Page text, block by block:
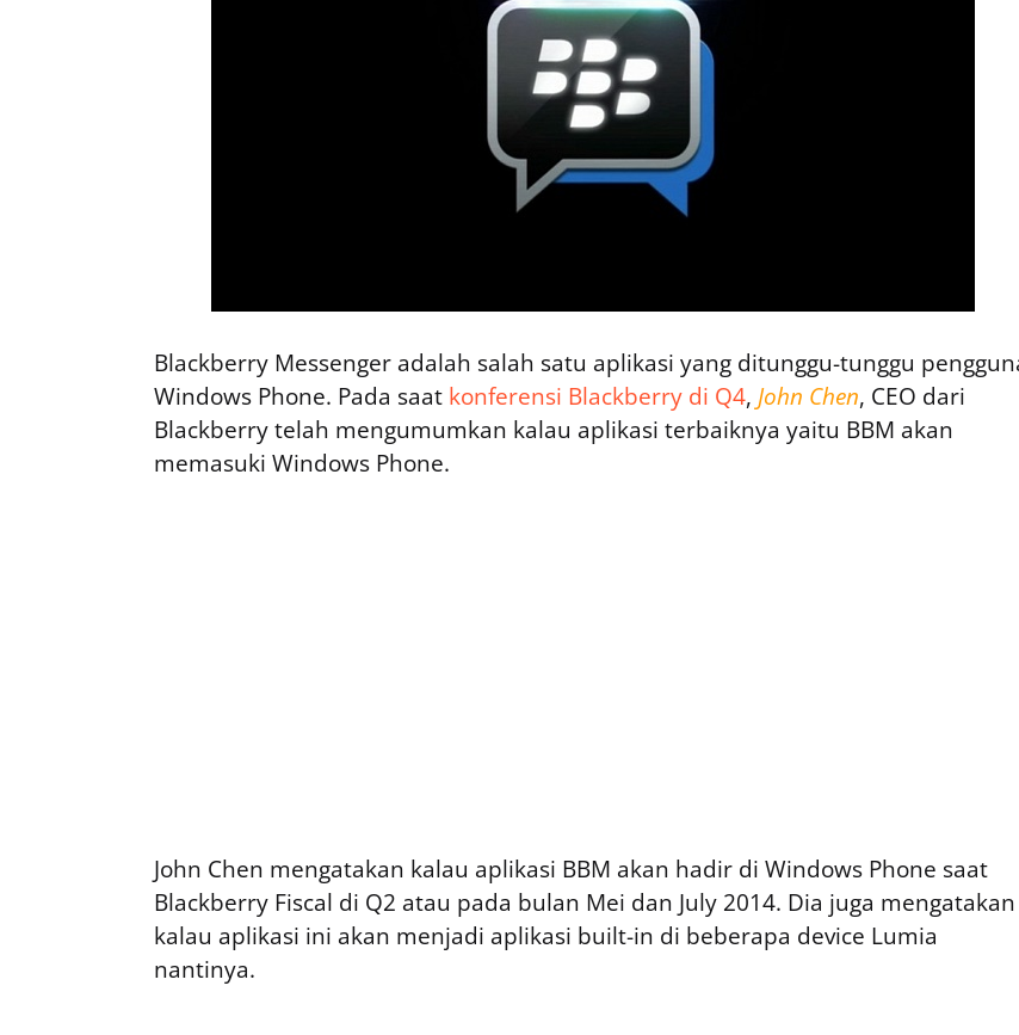
Blackberry Messenger adalah salah satu aplikasi yang ditunggu-tunggu
Windows Phone. Pada saat konferensi Blackberry di Q4, John Chen, CEO dari
Blackberry telah mengumumkan kalau aplikasi terbaiknya yaitu BBM akan
memasuki Windows Phone.
John Chen mengatakan kalau aplikasi BBM akan hadir di Windows Phone saat
Blackberry Fiscal di Q2 atau pada bulan Mei dan July 2014. Dia juga mengatakan
kalau aplikasi ini akan menjadi aplikasi built-in di beberapa device Lumia
nantinya.